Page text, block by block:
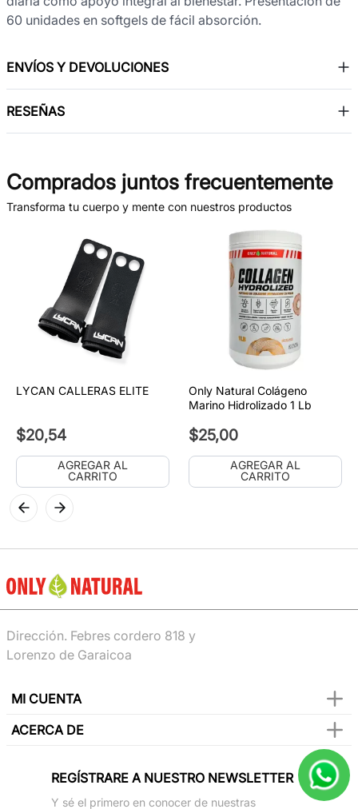
60 unidades en softgels de fácil absorción.
ENVÍOS Y DEVOLUCIONES
RESEÑAS
Comprados juntos frecuentemente
Transforma tu cuerpo y mente con nuestros productos
LYCAN CALLERAS ELITE
$20,54
AGREGAR AL
CARRITO
Only Natural Colágeno
Marino Hidrolizado 1 Lb
$25,00
AGREGAR AL
CARRITO
Dirección. Febres cordero 818 y
Lorenzo de Garaicoa
MI CUENTA
ACERCA DE
REGÍSTRARE A NUESTRO NEWSLETTER
Y sé el primero en conocer de nuestras